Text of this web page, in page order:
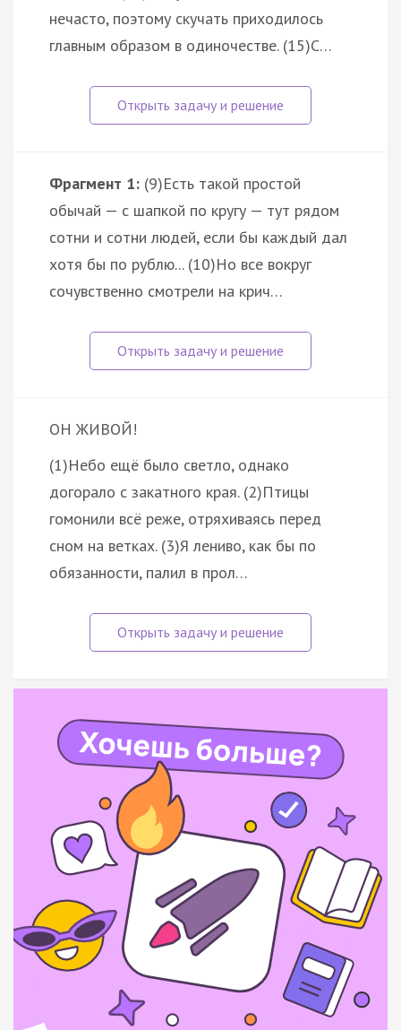
нечасто, поэтому скучать приходилось
главным образом в одиночестве. (15)С…
Фрагмент 1: (9)Есть такой простой
обычай — с шапкой по кругу — тут рядом
сотни и сотни людей, если бы каждый дал
хотя бы по рублю... (10)Но все вокруг
сочувственно смотрели на крич…
ОН ЖИВОЙ!
(1)Небо ещё было светло, однако
догорало с закатного края. (2)Птицы
гомонили всё реже, отряхиваясь перед
сном на ветках. (3)Я лениво, как бы по
обязанности, палил в прол…